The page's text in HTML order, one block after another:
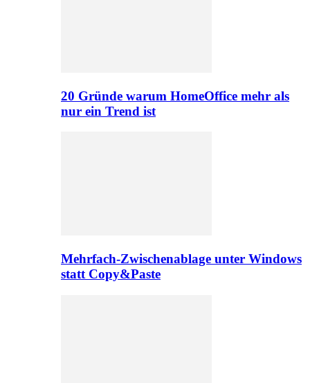
20 Gründe warum HomeOffice mehr als
nur ein Trend ist
Mehrfach-Zwischenablage unter Windows
statt Copy&Paste